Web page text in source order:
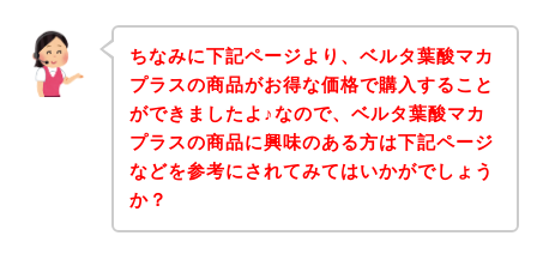
ちなみに下記ページより、ベルタ葉酸マカ
プラスの商品がお得な価格で購入すること
ができましたよ♪なので、ベルタ葉酸マカ
プラスの商品に興味のある方は下記ページ
などを参考にされてみてはいかがでしょう
か？